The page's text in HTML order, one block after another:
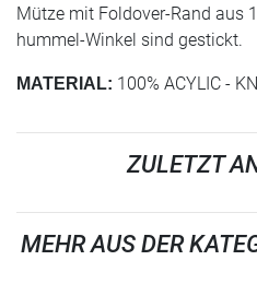
Mütze mit Foldover-Rand aus
hummel-Winkel sind gestickt.
MATERIAL: 100% ACYLIC -
ZULETZT
MEHR AUS DER